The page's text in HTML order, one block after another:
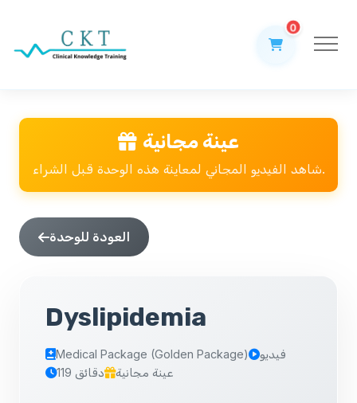
0
عينة مجانية
شاهد الفيديو المجاني لمعاينة هذه الوحدة قبل الشراء.
العودة للوحدة
Dyslipidemia
Medical Package (Golden Package)
فيديو
119 دقائق
عينة مجانية